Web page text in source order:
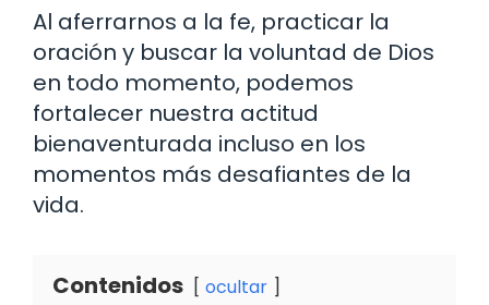
Al aferrarnos a la fe, practicar la
oración y buscar la voluntad de Dios
en todo momento, podemos
fortalecer nuestra actitud
bienaventurada incluso en los
momentos más desafiantes de la
vida.
Contenidos ocultar